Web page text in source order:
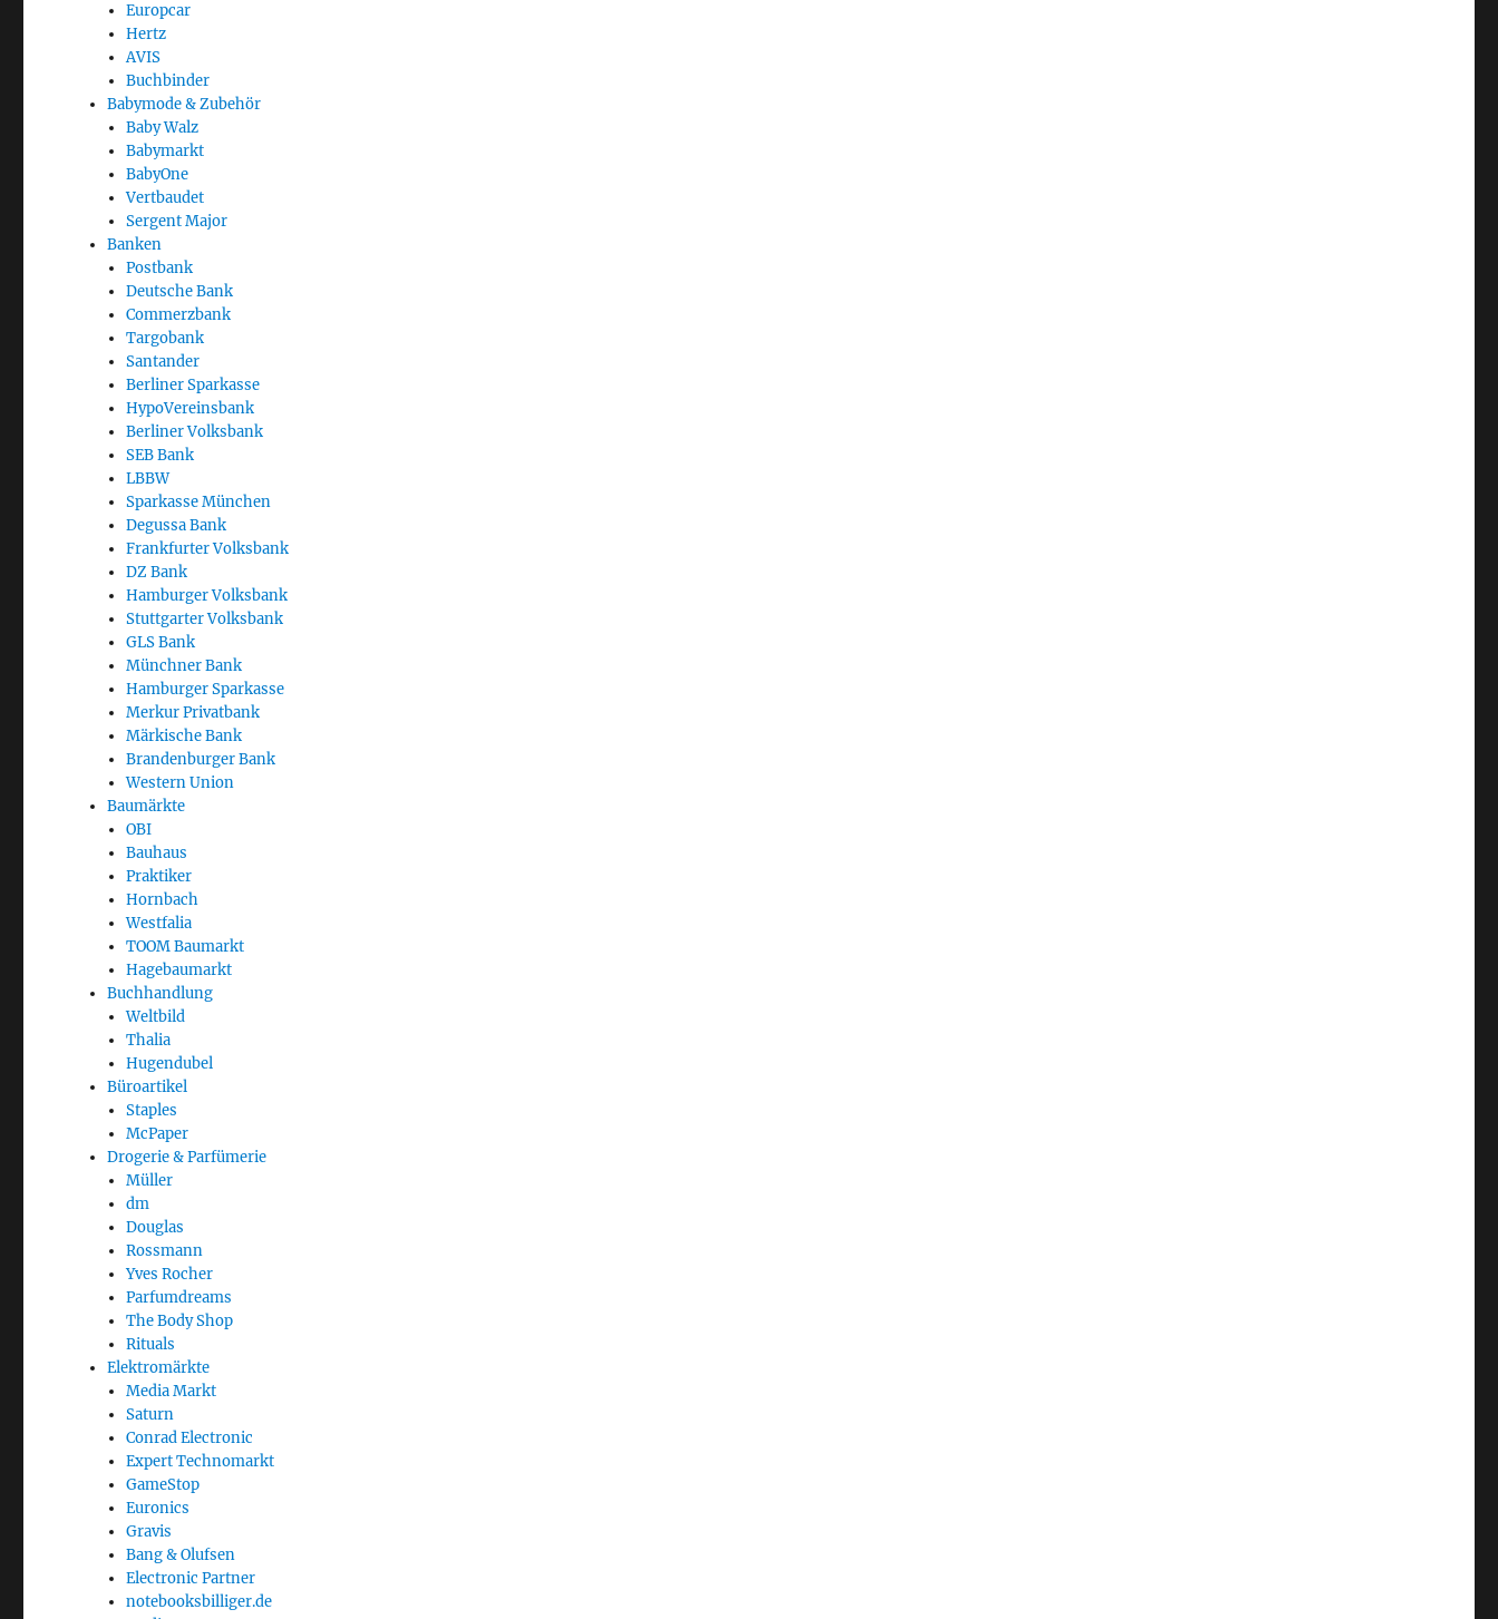
Europcar
Hertz
AVIS
Buchbinder
Babymode & Zubehör
Baby Walz
Babymarkt
BabyOne
Vertbaudet
Sergent Major
Banken
Postbank
Deutsche Bank
Commerzbank
Targobank
Santander
Berliner Sparkasse
HypoVereinsbank
Berliner Volksbank
SEB Bank
LBBW
Sparkasse München
Degussa Bank
Frankfurter Volksbank
DZ Bank
Hamburger Volksbank
Stuttgarter Volksbank
GLS Bank
Münchner Bank
Hamburger Sparkasse
Merkur Privatbank
Märkische Bank
Brandenburger Bank
Western Union
Baumärkte
OBI
Bauhaus
Praktiker
Hornbach
Westfalia
TOOM Baumarkt
Hagebaumarkt
Buchhandlung
Weltbild
Thalia
Hugendubel
Büroartikel
Staples
McPaper
Drogerie & Parfümerie
Müller
dm
Douglas
Rossmann
Yves Rocher
Parfumdreams
The Body Shop
Rituals
Elektromärkte
Media Markt
Saturn
Conrad Electronic
Expert Technomarkt
GameStop
Euronics
Gravis
Bang & Olufsen
Electronic Partner
notebooksbilliger.de